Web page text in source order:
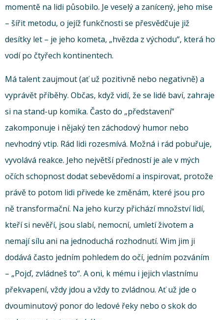
momentě na lidi působilo. Je veselý a zanícený, jeho mise
– šířit metodu, o jejíž funkčnosti se přesvědčuje již
desítky let – je jeho kometa, „hvězda z východu“, která ho
vodí po čtyřech kontinentech.
Má talent zaujmout (ať už pozitivně nebo negativně) a
vyprávět příběhy. Občas, když vidí, že se lidé baví, zahraje
si na stand-up komika. Často do „představení“
zakomponuje i nějaký ten záchodový humor nebo
nevhodný vtip. Rád lidi rozesmívá. Možná i rád pobuřuje,
vyvolává reakce. Jeho největší předností je ale v mých
očích schopnost dodat sebevědomí a inspirovat, protože
právě to potom lidi přivede ke změnám, které jsou pro
ně transformační. Na jeho kurzy přichází množství lidí,
kteří si nevěří, jsou slabí, nemocní, umletí životem a
nemají sílu ani na jednoduchá rozhodnutí. Wim jim ji
dodává často jedním pohledem do očí, jedním pozváním
– „Pojď, zvládneš to“. A oni, k mému i jejich vlastnímu
překvapení, vždy jdou a vždy to zvládnou. Ať už jde o
dvouminutový ponor do ledové řeky nebo o skok do